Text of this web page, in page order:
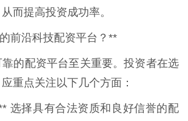
而提高投资成功率。
前沿科技配资平台？**
的配资平台至关重要。投资者在选
重点关注以下几个方面：
选择具有合法资质和良好信誉的配